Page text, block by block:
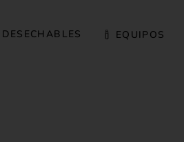
DESECHABLES EQUIPOS